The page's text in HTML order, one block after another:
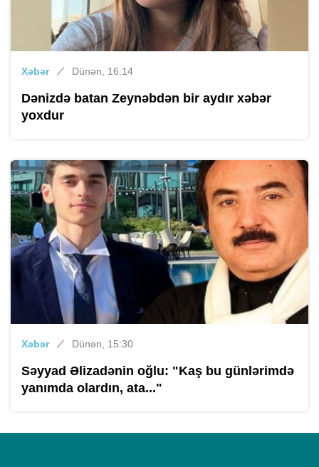
Xəbər Dünən, 16:14
Dənizdə batan Zeynəbdən bir aydır xəbər
yoxdur
Xəbər Dünən, 15:30
Səyyad Əlizadənin oğlu: "Kaş bu günlərimdə
yanımda olardın, ata..."